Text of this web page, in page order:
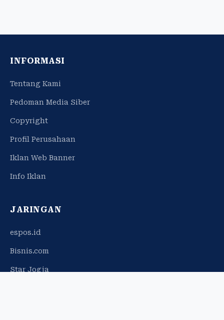
INFORMASI
Tentang Kami
Pedoman Media Siber
Copyright
Profil Perusahaan
Iklan Web Banner
Info Iklan
JARINGAN
espos.id
Bisnis.com
Star Jogja